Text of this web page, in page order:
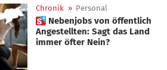
Chronik » Personal
 Nebenjobs von öffentlich
Angestellten: Sagt das Land
immer öfter Nein?